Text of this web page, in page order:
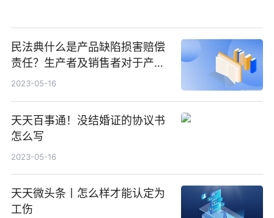
民法典什么是产品缺陷损害赔偿
责任？生产者及销售者对于产品
缺陷责任的承担
2023-05-16
天天百事通！没结婚证的协议书
怎么写
2023-05-16
天天微头条丨怎么样才能认定为
工伤